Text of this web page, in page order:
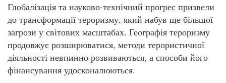
Глобалізація та науково-технічний прогрес призвели
до трансформації тероризму, який набув ще більшої
загрози у світових масштабах. Географія тероризму
продовжує розширюватися, методи терористичної
діяльності невпинно розвиваються, а способи його
фінансування удосконалюються.